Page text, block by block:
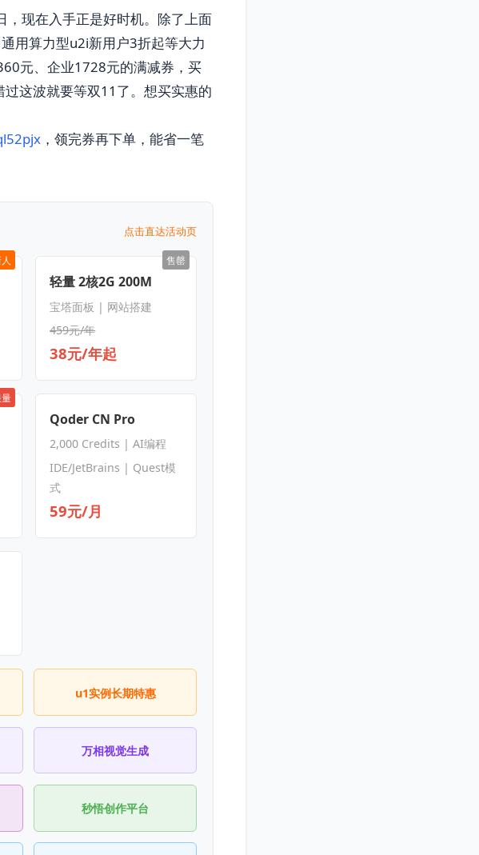
现在入手正是好时机。除了上面
用算力型u2i新用户3折起等大力
元、企业1728元的满减券，买
这波就要等双11了。想买实惠的
，领完券再下单，能省一笔
点击直达活动页
售罄
轻量 2核2G 200M
宝塔面板 | 网站搭建
459元/年
38元/年起
Qoder CN Pro
2,000 Credits | AI编程
IDE/JetBrains | Quest模
式
59元/月
u1实例长期特惠
万相视觉生成
秒悟创作平台